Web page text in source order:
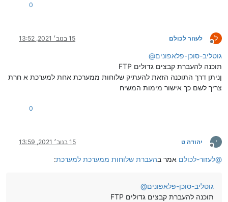
0
ל
מנותק
לעזור לכולם 15 בנוב׳ 2021, 13:52
@גוטליב-סוכן-פלאפונים
FTP תוכנה להעברת קבצים גדולים
ןניתן דרך התוכנה הזאת להעתיק שלוחות ממערכת אחת למערכת א חרת
צריך לשם כך אישור מימות המשיח
0
י
מנותק
יהודה ט 15 בנוב׳ 2021, 13:59
@לעזור-לכולם אמר בהעברת שלוחות ממערכת למערכת:
@גוטליב-סוכן-פלאפונים
FTP תוכנה להעברת קבצים גדולים